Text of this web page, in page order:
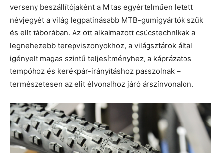
verseny beszállítójaként a Mitas egyértelműen letett
névjegyét a világ legpatinásabb MTB-gumigyártók szűk
és elit táborában. Az ott alkalmazott csúcstechnikák a
legnehezebb terepviszonyokhoz, a világsztárok által
igényelt magas szintű teljesítményhez, a káprázatos
tempóhoz és kerékpár-irányításhoz passzolnak –
természetesen az elit élvonalhoz járó árszínvonalon.